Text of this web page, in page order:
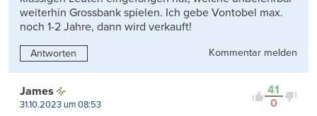
weiterhin Grossbank spielen. Ich gebe Vontobel max.
noch 1-2 Jahre, dann wird verkauft!
Antworten Kommentar melden
41
0
James
31.10.2023 um 08:53